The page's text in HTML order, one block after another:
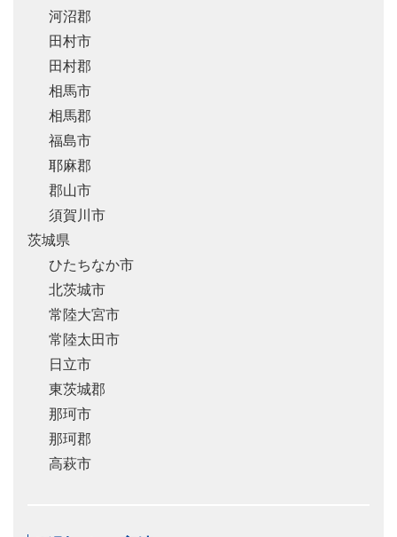
河沼郡
田村市
田村郡
相馬市
相馬郡
福島市
耶麻郡
郡山市
須賀川市
茨城県
ひたちなか市
北茨城市
常陸大宮市
常陸太田市
日立市
東茨城郡
那珂市
那珂郡
高萩市